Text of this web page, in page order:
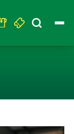
Search
for: